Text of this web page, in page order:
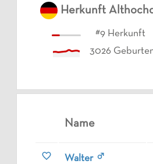
Herkunft
#9 Herkunft
3026
Name
Walter